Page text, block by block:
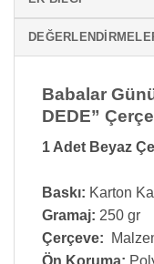
Babalar
DEDE”
1 Adet Beyaz
Baskı: Karton
Gramaj: 250 gr
Çerçeve: